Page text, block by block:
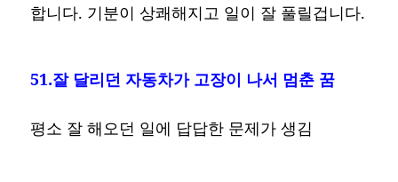
합니다. 기분이 상쾌해지고 일이 잘 풀릴겁니다.
51.잘 달리던 자동차가 고장이 나서 멈춘 꿈
평소 잘 해오던 일에 답답한 문제가 생김